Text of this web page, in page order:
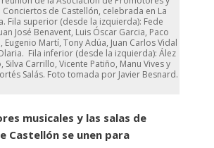
Conciertos de Castellón, celebrada en La
Fila superior (desde la izquierda): Fede
José Benavent, Luis Óscar Garcia, Paco
Eugenio Martí, Tony Adúa, Juan Carlos Vidal y
Fila inferior (desde la izquierda): Ález
Silva Carrillo, Vicente Patiño, Manu Vives y
Salás. Foto tomada por Javier Besnard.
musicales y las salas de
Castellón se unen para